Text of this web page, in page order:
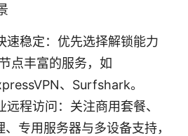
速稳定：优先选择解锁能力
点丰富的服务，如
、Surfshark。
远程访问：关注商用套餐、
专用服务器与多设备支持，